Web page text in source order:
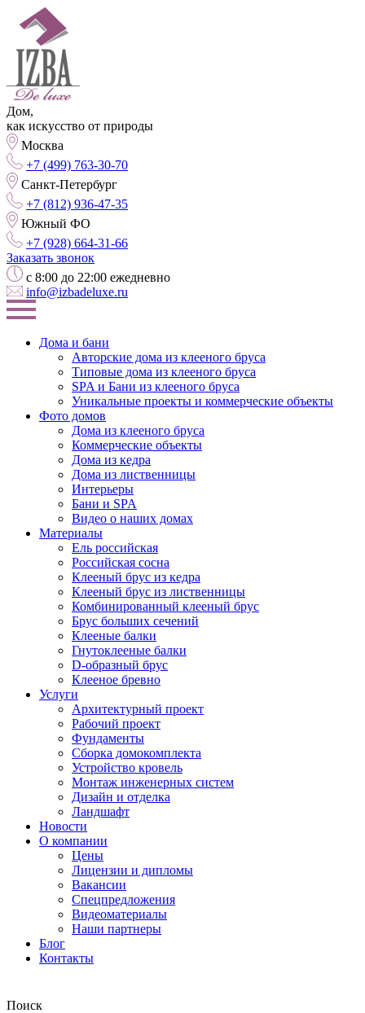
Дом,
как искусство от природы
Москва
+7 (499) 763-30-70
Санкт-Петербург
+7 (812) 936-47-35
Южный ФО
+7 (928) 664-31-66
Заказать звонок
с 8:00 до 22:00 ежедневно
info@izbadeluxe.ru
Дома и бани
Авторские дома из клееного бруса
Типовые дома из клееного бруса
SPA и Бани из клееного бруса
Уникальные проекты и коммерческие объекты
Фото домов
Дома из клееного бруса
Коммерческие объекты
Дома из кедра
Дома из лиственницы
Интерьеры
Бани и SPA
Видео о наших домах
Материалы
Ель российская
Российская сосна
Клееный брус из кедра
Клееный брус из лиственницы
Комбинированный клееный брус
Брус больших сечений
Клееные балки
Гнутоклееные балки
D-образный брус
Клееное бревно
Услуги
Архитектурный проект
Рабочий проект
Фундаменты
Сборка домокомплекта
Устройство кровель
Монтаж инженерных систем
Дизайн и отделка
Ландшафт
Новости
О компании
Цены
Лицензии и дипломы
Вакансии
Cпецпредложения
Видеоматериалы
Наши партнеры
Блог
Контакты
Поиск